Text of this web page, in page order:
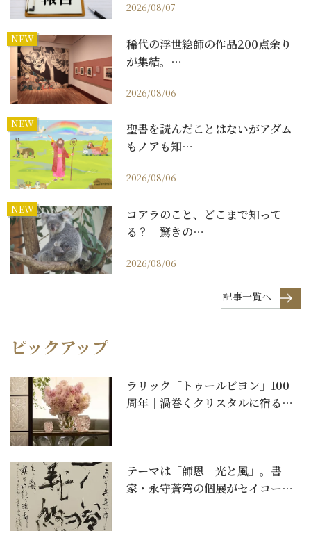
2026/08/07
NEW
稀代の浮世絵師の作品200点余り
が集結。…
2026/08/06
NEW
聖書を読んだことはないがアダム
もノアも知…
2026/08/06
NEW
コアラのこと、どこまで知って
る？ 驚きの…
2026/08/06
記事一覧へ
ピックアップ
ラリック「トゥールビヨン」100
周年｜渦巻くクリスタルに宿る一
テーマは「師恩 光と風」。書
家・永守蒼穹の個展がセイコーハ